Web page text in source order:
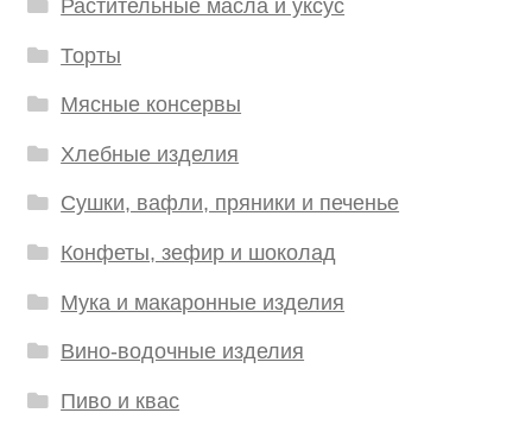
Растительные масла и уксус
Торты
Мясные консервы
Хлебные изделия
Сушки, вафли, пряники и печенье
Конфеты, зефир и шоколад
Мука и макаронные изделия
Вино-водочные изделия
Пиво и квас